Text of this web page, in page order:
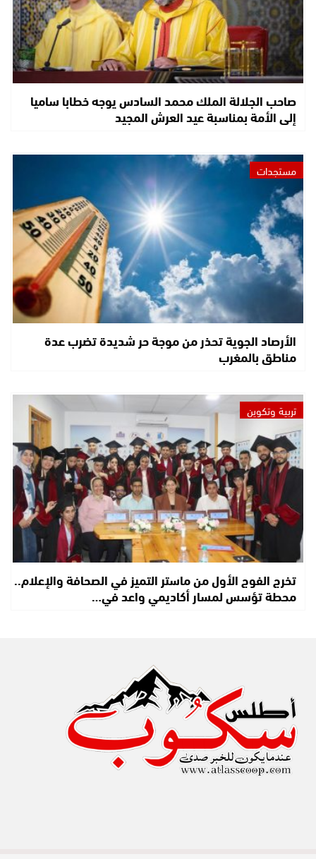
صاحب الجلالة الملك محمد السادس يوجه خطابا ساميا
إلى الأمة بمناسبة عيد العرش المجيد
مستجدات
الأرصاد الجوية تحذر من موجة حر شديدة تضرب عدة
مناطق بالمغرب
تربية وتكوين
تخرج الفوج الأول من ماستر التميز في الصحافة والإعلام..
محطة تؤسس لمسار أكاديمي واعد في…